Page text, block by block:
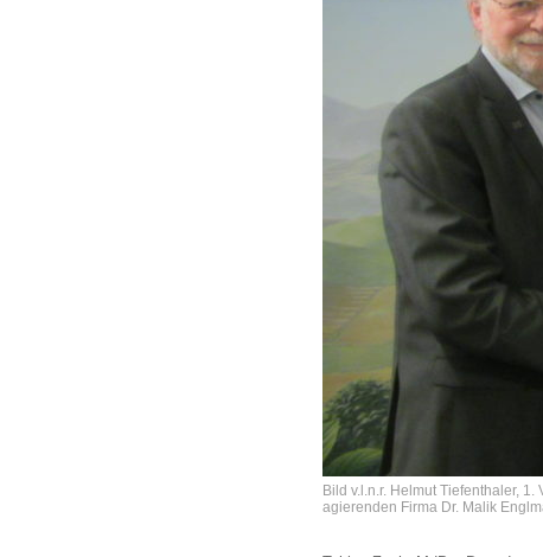
Bild v.l.n.r. Helmut Tiefenthaler,
agierenden Firma Dr. Malik